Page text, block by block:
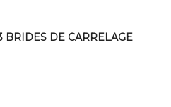
BRIDES DE CARRELAGE